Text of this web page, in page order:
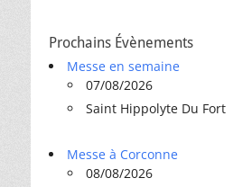
Prochains Évènements
Messe en semaine
07/08/2026
Saint Hippolyte Du Fort
Messe à Corconne
08/08/2026